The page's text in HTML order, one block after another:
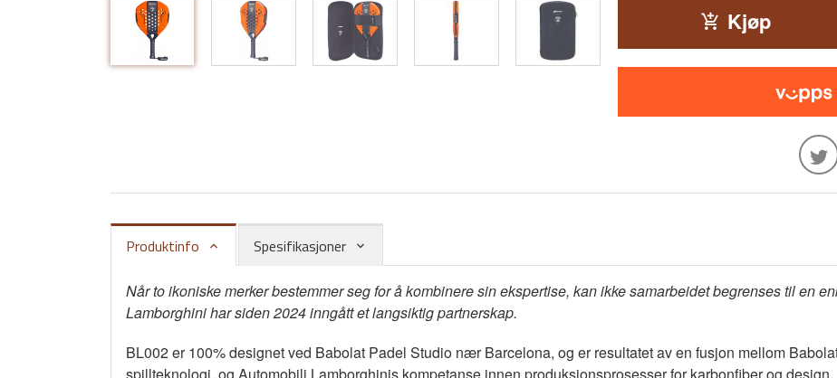
Kjøp
Produktinfo Spesifikasjoner
Når to ikoniske merker bestemmer seg for å kombinere sin ekspertise, kan ikke samarbeidet begrenses til en
Lamborghini har siden 2024 inngått et langsiktig partnerskap.
BL002 er 100% designet ved Babolat Padel Studio nær Barcelona, og er resultatet av en fusjon mellom
spillteknologi, og Automobili Lamborghinis kompetanse innen produksjonsprosesser for karbonfiber og design.